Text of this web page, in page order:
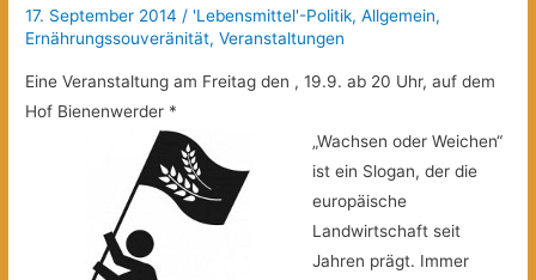
17. September 2014 / 'Lebensmittel'-Politik,Allgemein,
Ernährungssouveränität,Veranstaltungen
Eine Veranstaltung am Freitag den , 19.9. ab 20 Uhr, auf dem
Hof Bienenwerder *
„Wachsen oder Weichen“
ist ein Slogan, der die
europäische
Landwirtschaft seit
Jahren prägt. Immer